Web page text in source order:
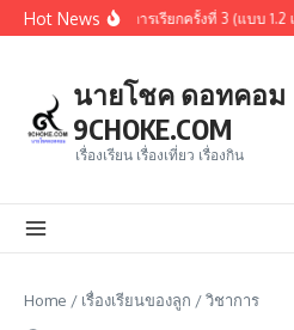
Skip to content
Hot News
ดเลือกรอบ 1.3 หรือการเรียกครั้งที่ 3 (แบบ 1.2
นายโชค ดอทคอม
9CHOKE.COM
เรื่องเรียน เรื่องเที่ยว เรื่องกิน
Home / เรื่องเรียนของลูก /วิชาการ